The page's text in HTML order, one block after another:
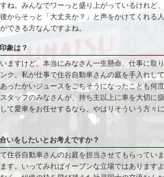
ね。みんなでワーっと盛り上がっているけれど
からそっと「大丈夫か？」と声をかけてくれる
できる方なんですよね。
象は？
ますけど、本当にみなさん一生懸命、仕事に取
ク。私が仕事で住谷自動車さんの庭を手入れし
ったかいジュースをごちそうになったことも何
タッフのみなさんが、持ち主以上に車を大切に
て愛車をお任せするなら、やはりそういう方々
いをしたいとお考えですか？
住谷自動車さんのお庭を担当させてもらってい
す。いってみればイーブンな立場ではあります